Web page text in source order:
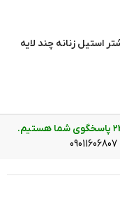
کنیم؟
انگشتر او را
آنلاین انجام
می‌دهیم. هم
بگیرید و در جدول
استیل زنانه چند لایه